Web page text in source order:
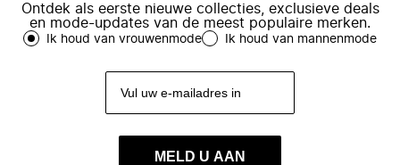
Ontdek als eerste nieuwe collecties, exclusieve deals
en mode-updates van de meest populaire merken.
Ik houd van vrouwenmode Ik houd van mannenmode
MELD U AAN